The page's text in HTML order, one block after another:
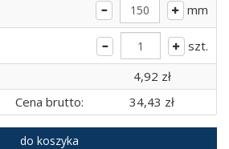
mm
szt.
4,92 zł
Cena brutto:
34,43 zł
do koszyka